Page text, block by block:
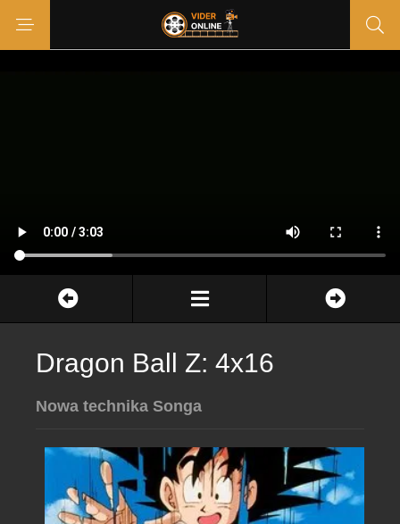
Dragon Ball Z: 4x16
Nowa technika Songa